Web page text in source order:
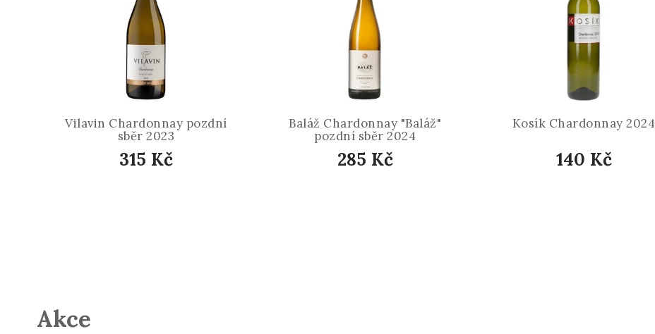
Vilavin Chardonnay pozdní
sběr 2023
315 Kč
Baláž Chardonnay "Baláž"
pozdní sběr 2024
285 Kč
Kosík Chardonnay 2024
140 Kč
Akce